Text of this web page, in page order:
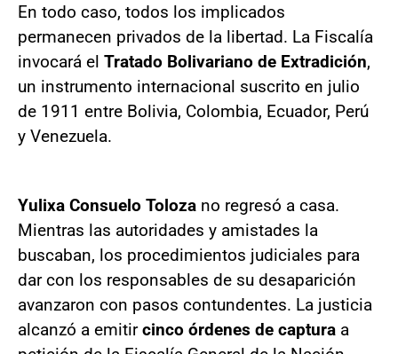
En todo caso, todos los implicados
permanecen privados de la libertad. La Fiscalía
invocará el Tratado Bolivariano de Extradición,
un instrumento internacional suscrito en julio
de 1911 entre Bolivia, Colombia, Ecuador, Perú
y Venezuela.
Yulixa Consuelo Toloza no regresó a casa.
Mientras las autoridades y amistades la
buscaban, los procedimientos judiciales para
dar con los responsables de su desaparición
avanzaron con pasos contundentes. La justicia
alcanzó a emitircinco órdenes de captura a